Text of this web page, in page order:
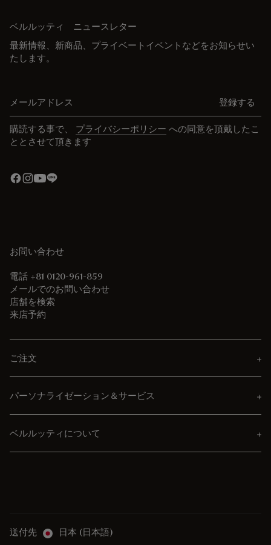
ベルルッティ ニュースレター
最新情報、新商品、プライベートイベントなどをお知らせい
たします。
登録する
購読する事で、 プライバシーポリシー への同意を頂戴したこ
ととさせて頂きます
お問い合わせ
電話 +81 0120-961-859
メールでのお問い合わせ
店舗を検索
来店予約
ご注文
パーソナライゼーション＆サービス
ベルルッティについて
送付先 日本 (日本語)